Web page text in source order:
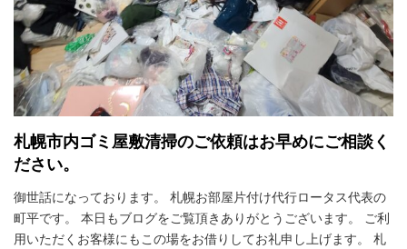
札幌市内ゴミ屋敷清掃のご依頼はお早めにご相談く
ださい。
御世話になっております。 札幌お部屋片付け代行ロータス代表の
町平です。 本日もブログをご覧頂きありがとうございます。 ご利
用いただくお客様にもこの場をお借りしてお礼申し上げます。 札